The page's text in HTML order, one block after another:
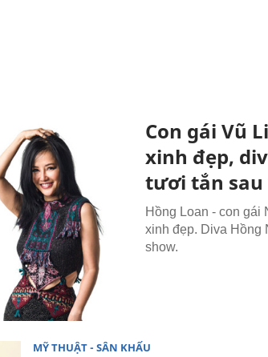
Con gái Vũ
xinh đẹp,
tươi tắn sau
Hồng Loan - con gái
xinh đẹp. Diva Hồng
show.
MỸ THUẬT - SÂN KHẤU